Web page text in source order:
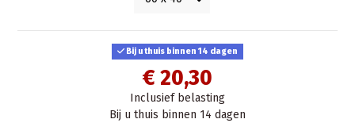
Bij u thuis binnen 14 dagen
€ 20,30
Inclusief belasting
Bij u thuis binnen 14 dagen